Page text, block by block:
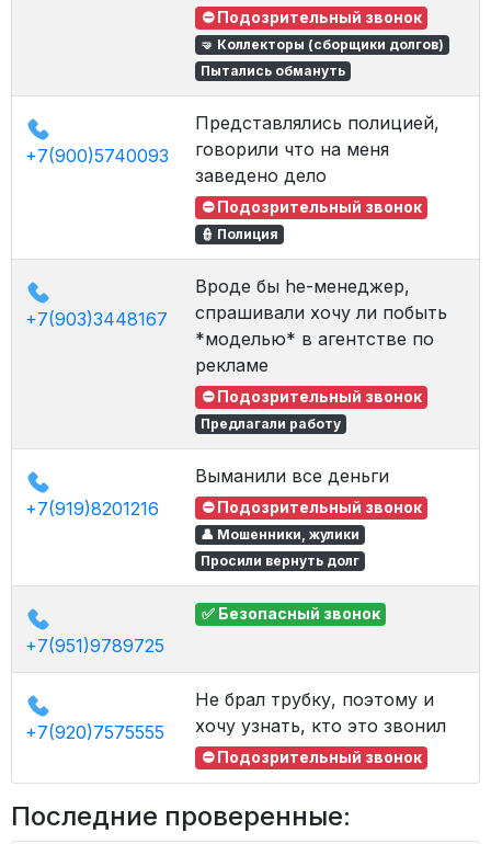
⛔ Подозрительный звонок
🤜 Коллекторы (сборщики долгов)
Пытались обмануть
+7(900)5740093
Представлялись полицией,
говорили что на меня
заведено дело
⛔ Подозрительный звонок
👮 Полиция
+7(903)3448167
Вроде бы he-менеджер,
спрашивали хочу ли побыть
*моделью* в агентстве по
рекламе
⛔ Подозрительный звонок
Предлагали работу
+7(919)8201216
Выманили все деньги
⛔ Подозрительный звонок
👤 Мошенники, жулики
Просили вернуть долг
+7(951)9789725
✅ Безопасный звонок
+7(920)7575555
Не брал трубку, поэтому и
хочу узнать, кто это звонил
⛔ Подозрительный звонок
Последние проверенные: